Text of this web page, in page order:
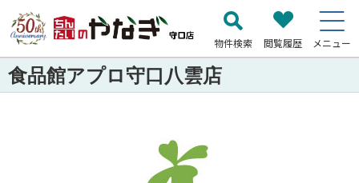
物件検索 閲覧履歴 メニュー
食品館アプロ守口八雲店